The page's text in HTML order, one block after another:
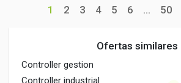
1 2 3 4 5 6 ... 50
Ofertas similares
Controller gestion
Controller industrial